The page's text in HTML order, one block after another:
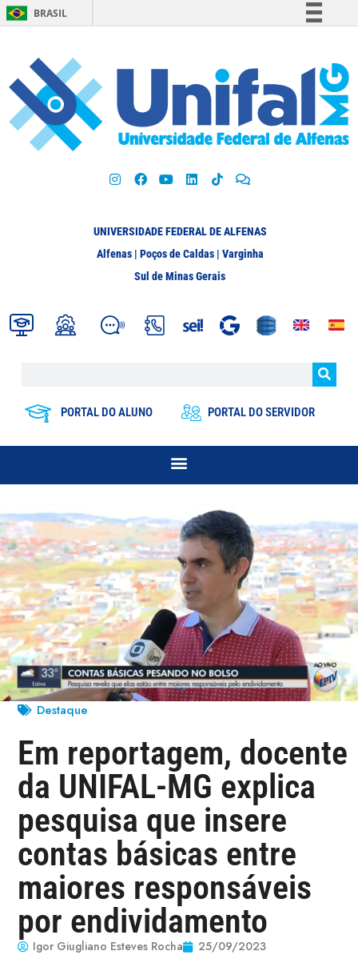
BRASIL
Participe
Acesso à informação
Legislação
UNIVERSIDADE FEDERAL DE ALFENAS
Alfenas | Poços de Caldas | Varginha
Sul de Minas Gerais
PORTAL DO ALUNO PORTAL DO SERVIDOR
Destaque
Em reportagem, docente
da UNIFAL-MG explica
pesquisa que insere
contas básicas entre
maiores responsáveis
por endividamento
Igor Giugliano Esteves Rocha 25/09/2023